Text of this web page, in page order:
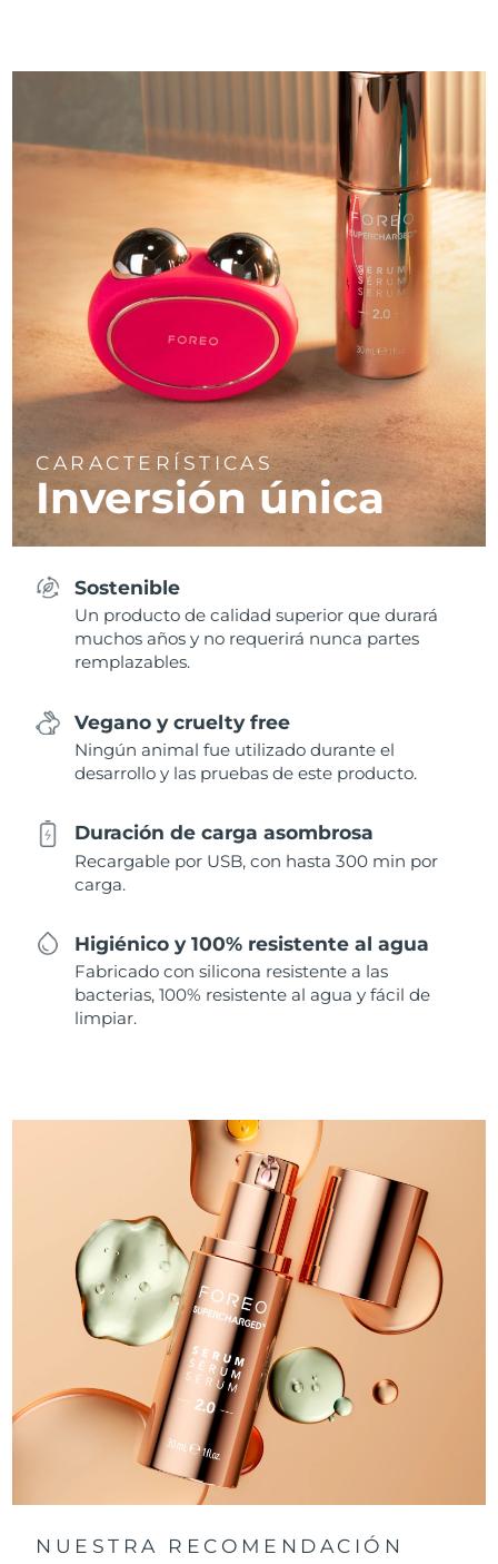
CARACTERÍSTICAS
Inversión única
Sostenible
Un producto de calidad superior que durará
muchos años y no requerirá nunca partes
remplazables.
Vegano y cruelty free
Ningún animal fue utilizado durante el
desarrollo y las pruebas de este producto.
Duración de carga asombrosa
Recargable por USB, con hasta 300 min por
carga.
Higiénico y 100% resistente al agua
Fabricado con silicona resistente a las
bacterias, 100% resistente al agua y fácil de
limpiar.
NUESTRA RECOMENDACIÓN